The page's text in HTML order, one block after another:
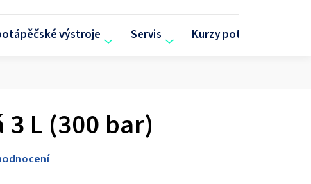
KOŠÍK
výstroje Servis Kurzy potápění
L (300 bar)